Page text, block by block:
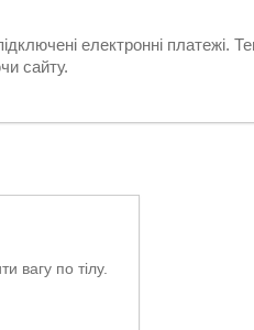
електронні платежі.
сайту.
вагу по тілу.